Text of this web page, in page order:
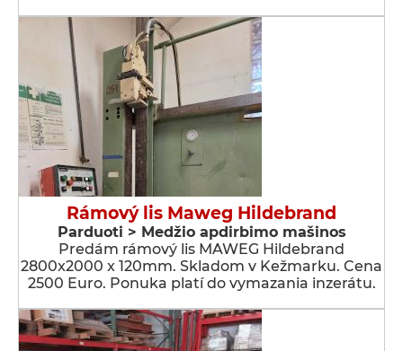
Rámový lis Maweg Hildebrand
Parduoti > Medžio apdirbimo mašinos
Predám rámový lis MAWEG Hildebrand
2800x2000 x 120mm. Skladom v Kežmarku. Cena
2500 Euro. Ponuka platí do vymazania inzerátu.